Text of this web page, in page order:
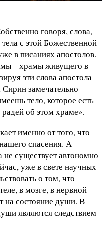
говоря, слова,
с этой Божественной
в писаниях апостолов.
мы – храмы живущего в
эти слова апостола
замечательно
тело, которое есть
об этом храме».
именно от того, что
спасения. А
существует автономно
уже в свете научных
о том, что
в мозге, в нервной
на состояние души. В
являются следствием